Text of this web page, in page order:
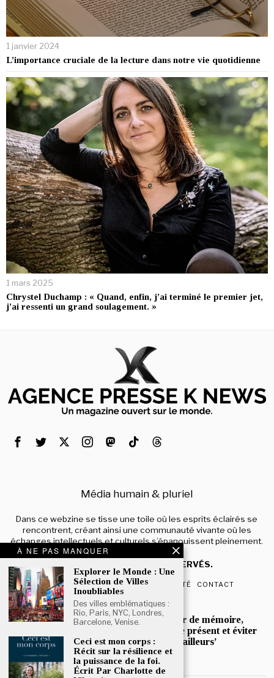
1 janvier 2024
L’importance cruciale de la lecture dans notre vie quotidienne
1 mars 2025
Chrystel Duchamp : « Quand, enfin, j’ai terminé le premier jet,
j’ai ressenti un grand soulagement. »
Média humain & pluriel
Dans ce webzine se tisse une toile où les esprits éclairés se
rencontrent, créant ainsi une communauté vivante où les
échanges intellectuels et culturels s’épanouissent pleinement.
© 2024 – TOUS DROITS RÉSERVÉS.
QUI SOMMES-NOUS CONFIDENTIALITÉ CONTACT
POPULAIRE
Mona Jafarian :’Un devoir de mémoire,
pour mieux comprendre le présent et éviter
que l’histoire ne se répète ailleurs’
À NE PAS MANQUER
Explorer le Monde : Une
Sélection de Villes
Inoubliables
Des villes emblématiques :
Rio, Paris, NYC, Londres,
Barcelone, Venise.
Ceci est mon corps :
Récit sur la résilience et
la puissance de la foi.
Écrit Par Charlotte de